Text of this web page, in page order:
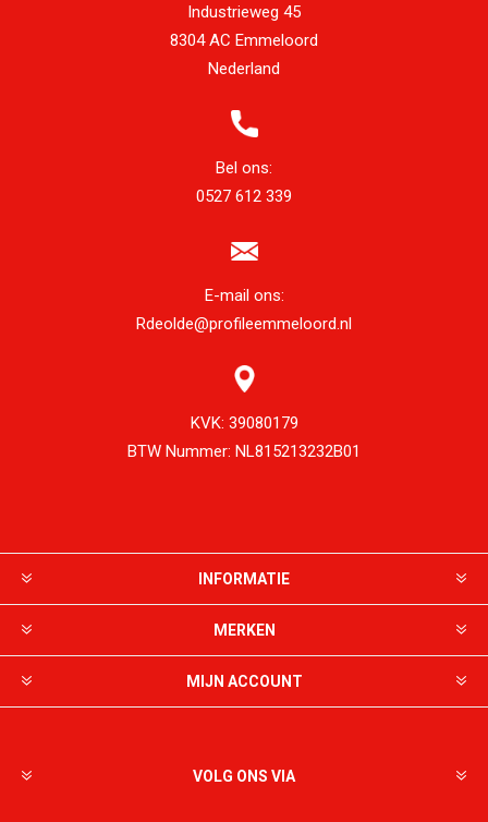
Industrieweg 45
8304 AC Emmeloord
Nederland
Bel ons:
0527 612 339
E-mail ons:
Rdeolde@profileemmeloord.nl
KVK: 39080179
BTW Nummer: NL815213232B01
INFORMATIE
MERKEN
MIJN ACCOUNT
VOLG ONS VIA